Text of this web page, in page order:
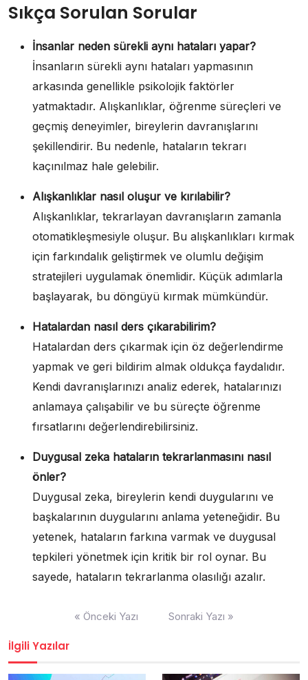
Sıkça Sorulan Sorular
İnsanlar neden sürekli aynı hataları yapar?
İnsanların sürekli aynı hataları yapmasının
arkasında genellikle psikolojik faktörler
yatmaktadır. Alışkanlıklar, öğrenme süreçleri ve
geçmiş deneyimler, bireylerin davranışlarını
şekillendirir. Bu nedenle, hataların tekrarı
kaçınılmaz hale gelebilir.
Alışkanlıklar nasıl oluşur ve kırılabilir?
Alışkanlıklar, tekrarlayan davranışların zamanla
otomatikleşmesiyle oluşur. Bu alışkanlıkları kırmak
için farkındalık geliştirmek ve olumlu değişim
stratejileri uygulamak önemlidir. Küçük adımlarla
başlayarak, bu döngüyü kırmak mümkündür.
Hatalardan nasıl ders çıkarabilirim?
Hatalardan ders çıkarmak için öz değerlendirme
yapmak ve geri bildirim almak oldukça faydalıdır.
Kendi davranışlarınızı analiz ederek, hatalarınızı
anlamaya çalışabilir ve bu süreçte öğrenme
fırsatlarını değerlendirebilirsiniz.
Duygusal zeka hataların tekrarlanmasını nasıl
önler?
Duygusal zeka, bireylerin kendi duygularını ve
başkalarının duygularını anlama yeteneğidir. Bu
yetenek, hataların farkına varmak ve duygusal
tepkileri yönetmek için kritik bir rol oynar. Bu
sayede, hataların tekrarlanma olasılığı azalır.
« Önceki Yazı Sonraki Yazı »
İlgili Yazılar